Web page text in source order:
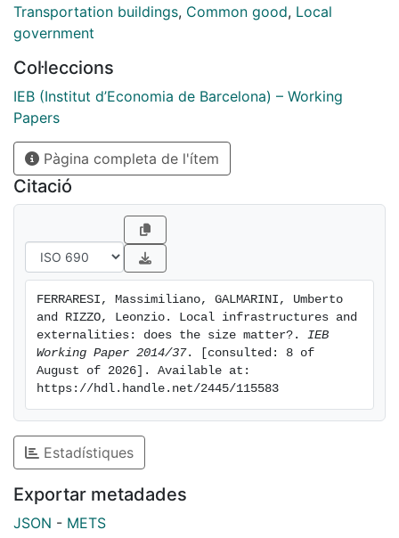
stock of public infrastructures of the municipalities
belonging to the Autonomous Province of Trento, in
Transportation buildings, Common good, Local
government
Col·leccions
IEB (Institut d’Economia de Barcelona) – Working
Papers
Pàgina completa de l'ítem
Citació
FERRARESI, Massimiliano, GALMARINI, Umberto
and RIZZO, Leonzio. Local infrastructures and
externalities: does the size matter?. IEB
Working Paper 2014/37. [consulted: 8 of
August of 2026]. Available at:
https://hdl.handle.net/2445/115583
Estadístiques
Exportar metadades
JSON - METS